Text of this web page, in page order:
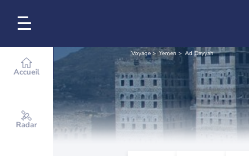
Accueil
Radar
Voyage Yemen Ad Dayyah